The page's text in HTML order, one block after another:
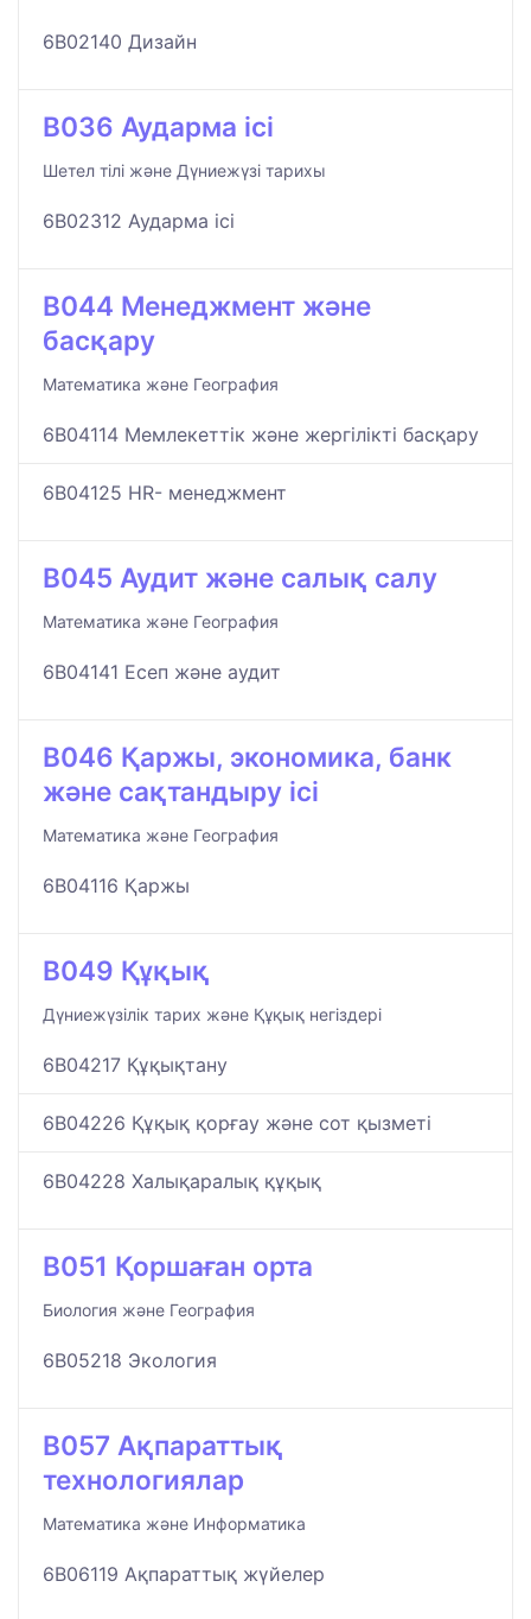
6B02140 Дизайн
B036 Аударма ісі
Шетел тілі және Дүниежүзі тарихы
6B02312 Аударма ісі
B044 Менеджмент және
басқару
Математика және География
6B04114 Мемлекеттік және жергілікті басқару
6B04125 HR- менеджмент
B045 Аудит және салық салу
Математика және География
6B04141 Есеп және аудит
B046 Қаржы, экономика, банк
және сақтандыру ісі
Математика және География
6B04116 Қаржы
B049 Құқық
Дүниежүзілік тарих және Құқық негіздері
6B04217 Құқықтану
6B04226 Құқық қорғау және сот қызметі
6B04228 Халықаралық құқық
B051 Қоршаған орта
Биология және География
6B05218 Экология
B057 Ақпараттық
технологиялар
Математика және Информатика
6B06119 Ақпараттық жүйелер